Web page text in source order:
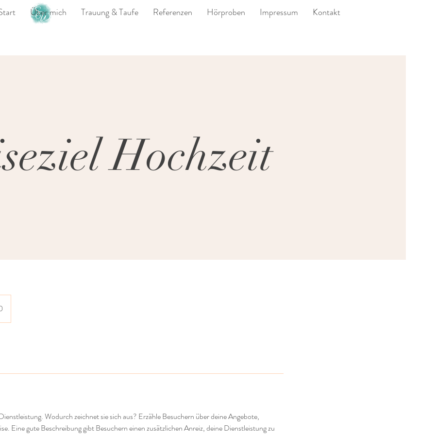
Über mich Trauung & Taufe Referenzen Hörproben Impressum Kontakt
Hochzeit
Wodurch zeichnet sie sich aus? Erzähle Besuchern über deine Angebote,
Eine gute Beschreibung gibt Besuchern einen zusätzlichen Anreiz, deine Dienstleistung zu